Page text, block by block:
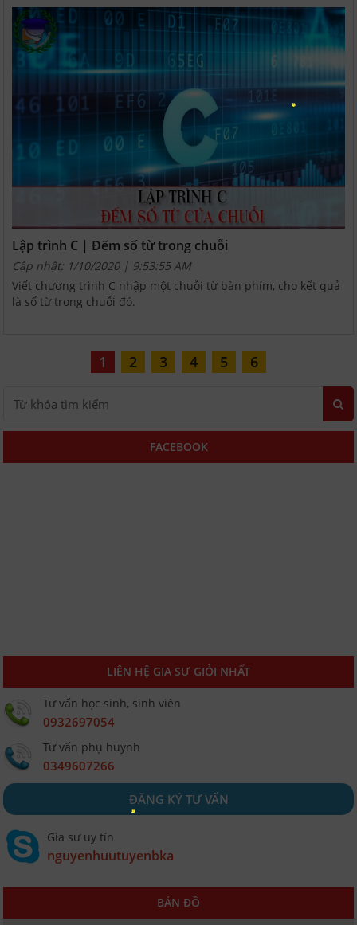
Lập trình C | Đếm số từ trong chuỗi
Cập nhật: 1/10/2020 | 9:53:55 AM
Viết chương trình C nhập một chuỗi từ bàn phím, cho kết quả
là số từ trong chuỗi đó.
1 2 3 4 5 6
FACEBOOK
LIÊN HỆ GIA SƯ GIỎI NHẤT
Tư vấn học sinh, sinh viên
0932697054
Tư vấn phụ huynh
0349607266
ĐĂNG KÝ TƯ VẤN
Gia sư uy tín
nguyenhuutuyenbka
BẢN ĐỒ